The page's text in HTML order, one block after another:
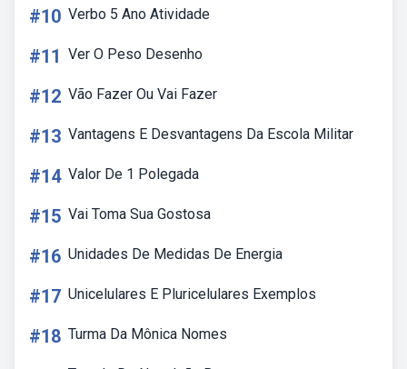
#10 Verbo 5 Ano Atividade
#11 Ver O Peso Desenho
#12 Vão Fazer Ou Vai Fazer
#13 Vantagens E Desvantagens Da Escola Militar
#14 Valor De 1 Polegada
#15 Vai Toma Sua Gostosa
#16 Unidades De Medidas De Energia
#17 Unicelulares E Pluricelulares Exemplos
#18 Turma Da Mônica Nomes